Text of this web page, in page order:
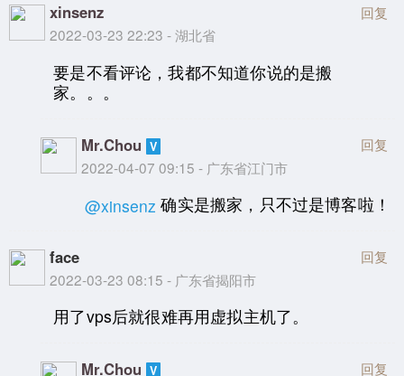
xinsenz
2022-03-23 22:23 - 湖北省
回复
要是不看评论，我都不知道你说的是搬
家。。。
Mr.Chou
2022-04-07 09:15 - 广东省江门市
回复
@xinsenz 确实是搬家，只不过是博客啦！
face
2022-03-23 08:15 - 广东省揭阳市
回复
用了vps后就很难再用虚拟主机了。
Mr.Chou 回复